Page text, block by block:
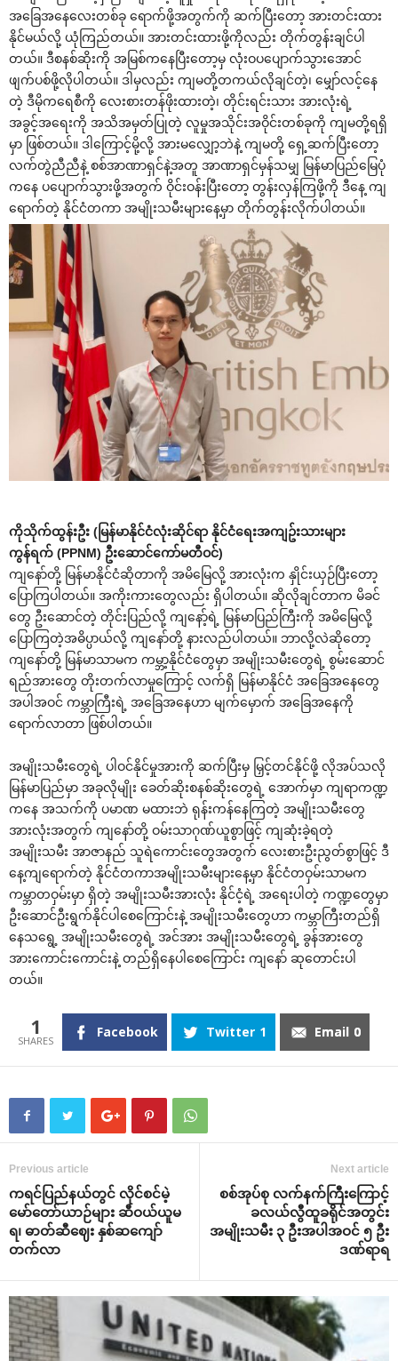
အခြေအနေလေးတစ်ခု ရောက်ဖို့အတွက်ကို ဆက်ပြီးတော့ အားတင်းထား
နိုင်မယ်လို့ ယုံကြည်တယ်။ အားတင်းထားဖို့ကိုလည်း တိုက်တွန်းချင်ပါ
တယ်။ ဒီစနစ်ဆိုးကို အမြစ်ကနေပြီးတော့မှ လုံးဝပပျောက်သွားအောင်
ဖျက်ပစ်ဖို့လိုပါတယ်။ ဒါမှလည်း ကျမတို့တကယ်လိုချင်တဲ့၊ မျှော်လင့်နေ
တဲ့ ဒီမိုကရေစီကို လေးစားတန်ဖိုးထားတဲ့၊ တိုင်းရင်းသား အားလုံးရဲ့
အခွင့်အရေးကို အသိအမှတ်ပြုတဲ့ လူမှုအသိုင်းအဝိုင်းတစ်ခုကို ကျမတို့ရရှိ
မှာ ဖြစ်တယ်။ ဒါကြောင့်မို့လို့ အားမလျှော့ဘဲနဲ့ ကျမတို့ ရှေ့ဆက်ပြီးတော့
လက်တွဲညီညီနဲ့ စစ်အာဏာရှင်နဲ့အတူ အာဏာရှင်မှန်သမျှ မြန်မာပြည်မြေပုံ
ကနေ ပပျောက်သွားဖို့အတွက် ဝိုင်းဝန်းပြီးတော့ တွန်းလှန်ကြဖို့ကို ဒီနေ့ ကျ
ရောက်တဲ့ နိုင်ငံတကာ အမျိုးသမီးများနေ့မှာ တိုက်တွန်းလိုက်ပါတယ်။
ကိုသိုက်ထွန်းဦး (မြန်မာနိုင်ငံလုံးဆိုင်ရာ နိုင်ငံရေးအကျဥ်းသားများ
ကွန်ရက် (PPNM) ဦးဆောင်ကော်မတီဝင်)
ကျနော်တို့ မြန်မာနိုင်ငံဆိုတာကို အမိမြေလို့ အားလုံးက နှိုင်းယှဉ်ပြီးတော့
ပြောကြပါတယ်။ အကိုးကားတွေလည်း ရှိပါတယ်။ ဆိုလိုချင်တာက မိခင်
တွေ ဦးဆောင်တဲ့ တိုင်းပြည်လို့ ကျနော့်ရဲ့ မြန်မာပြည်ကြီးကို အမိမြေလို့
ပြောကြတဲ့အဓိပ္ပာယ်လို့ ကျနော်တို့ နားလည်ပါတယ်။ ဘာလို့လဲဆိုတော့
ကျနော်တို့ မြန်မာသာမက ကမ္ဘာ့နိုင်ငံတွေမှာ အမျိုးသမီးတွေရဲ့ စွမ်းဆောင်
ရည်အားတွေ တိုးတက်လာမှုကြောင့် လက်ရှိ မြန်မာနိုင်ငံ အခြေအနေတွေ
အပါအဝင် ကမ္ဘာကြီးရဲ့ အခြေအနေဟာ မျက်မှောက် အခြေအနေကို
ရောက်လာတာ ဖြစ်ပါတယ်။
အမျိုးသမီးတွေရဲ့ ပါဝင်နိုင်မှုအားကို ဆက်ပြီးမှ မြှင့်တင်နိုင်ဖို့ လိုအပ်သလို
မြန်မာပြည်မှာ အခုလိုမျိုး ခေတ်ဆိုးစနစ်ဆိုးတွေရဲ့ အောက်မှာ ကျရာကဏ္ဍ
ကနေ အသက်ကို ပမာဏ မထားဘဲ ရုန်းကန်နေကြတဲ့ အမျိုးသမီးတွေ
အားလုံးအတွက် ကျနော်တို့ ဝမ်းသာဂုဏ်ယူစွာဖြင့် ကျဆုံးခဲ့ရတဲ့
အမျိုးသမီး အာဇာနည် သူရဲကောင်းတွေအတွက် လေးစားဦးညွတ်စွာဖြင့် ဒီ
နေ့ကျရောက်တဲ့ နိုင်ငံတကာအမျိုးသမီးများနေ့မှာ နိုင်ငံတဝှမ်းသာမက
ကမ္ဘာတဝှမ်းမှာ ရှိတဲ့ အမျိုးသမီးအားလုံး နိုင်ငံ့ရဲ့ အရေးပါတဲ့ ကဏ္ဍတွေမှာ
ဦးဆောင်ဦးရွက်နိုင်ပါစေကြောင်းနဲ့ အမျိုးသမီးတွေဟာ ကမ္ဘာကြီးတည်ရှိ
နေသရွေ့ အမျိုးသမီးတွေရဲ့ အင်အား အမျိုးသမီးတွေရဲ့ ခွန်အားတွေ
အားကောင်းကောင်းနဲ့ တည်ရှိနေပါစေကြောင်း ကျနော် ဆုတောင်းပါ
တယ်။
1 Facebook Twitter 1 Email 0
Previous article
ကရင်ပြည်နယ်တွင် လိုင်စင်မဲ့
မော်တော်ယာဉ်များ ဆီဝယ်ယူမ
ရ၊ ဓာတ်ဆီဈေး နှစ်ဆကျော်
တက်လာ
Next article
စစ်အုပ်စု လက်နက်ကြီးကြောင့်
ခလယ်လွီထူခရိုင်အတွင်း
အမျိုးသမီး ၃ ဦးအပါအဝင် ၅ ဦး
ဒဏ်ရာရ